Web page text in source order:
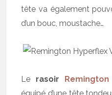
tête va également
d’un bouc, moustache…
Le rasoir